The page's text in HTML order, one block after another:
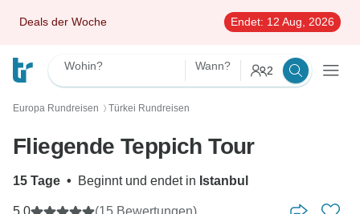
Deals der Woche Endet: 12 Aug, 2026
Wohin? Wann? 2
Europa Rundreisen 〉 Türkei Rundreisen
Fliegende Teppich Tour
15 Tage • Beginnt und endet in Istanbul
5,0 (15 Bewertungen)